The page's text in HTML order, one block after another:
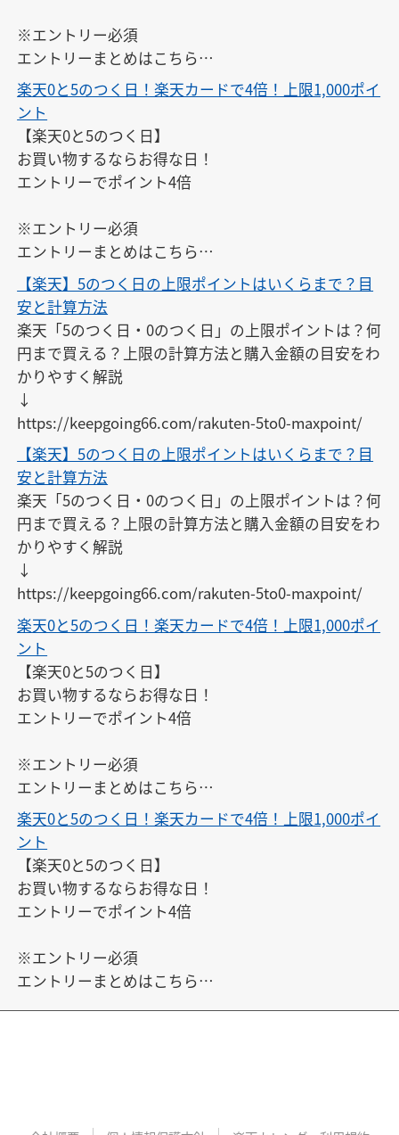
※エントリー必須
エントリーまとめはこちら
↓
https://keepgoing66.com/rakuten-entry-matome/
楽天0と5のつく日！楽天カードで4倍！上限1,000ポイ
ント
【楽天0と5のつく日】
お買い物するならお得な日！
エントリーでポイント4倍
※エントリー必須
エントリーまとめはこちら
↓
https://keepgoing66.com/rakuten-entry-matome/
【楽天】5のつく日の上限ポイントはいくらまで？目
安と計算方法
楽天「5のつく日・0のつく日」の上限ポイントは？何
円まで買える？上限の計算方法と購入金額の目安をわ
かりやすく解説
↓
https://keepgoing66.com/rakuten-5to0-maxpoint/
【楽天】5のつく日の上限ポイントはいくらまで？目
安と計算方法
楽天「5のつく日・0のつく日」の上限ポイントは？何
円まで買える？上限の計算方法と購入金額の目安をわ
かりやすく解説
↓
https://keepgoing66.com/rakuten-5to0-maxpoint/
楽天0と5のつく日！楽天カードで4倍！上限1,000ポイ
ント
【楽天0と5のつく日】
お買い物するならお得な日！
エントリーでポイント4倍
※エントリー必須
エントリーまとめはこちら
↓
https://keepgoing66.com/rakuten-entry-matome/
楽天0と5のつく日！楽天カードで4倍！上限1,000ポイ
ント
【楽天0と5のつく日】
お買い物するならお得な日！
エントリーでポイント4倍
※エントリー必須
エントリーまとめはこちら